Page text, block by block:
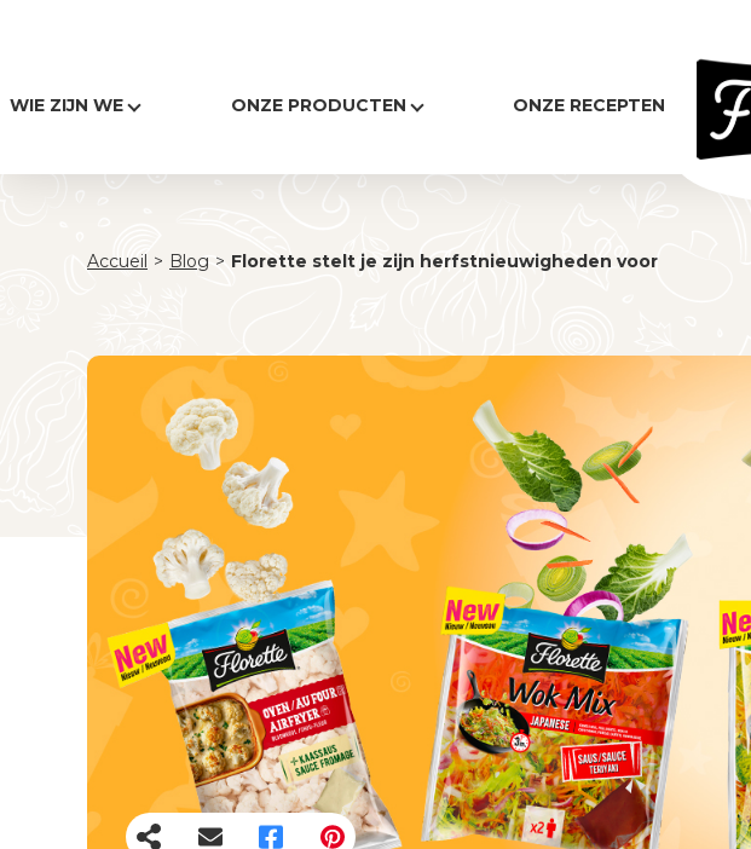
WIE ZIJN WE ONZE PRODUCTEN ONZE RECEPTEN
Accueil > Blog > Florette stelt je zijn herfstnieuwigheden voor